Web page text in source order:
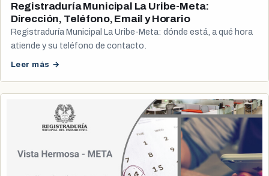
Registraduría Municipal La Uribe-Meta:
Dirección, Teléfono, Email y Horario
Registraduría Municipal La Uribe-Meta: dónde está, a qué hora
atiende y su teléfono de contacto.
Leer más →